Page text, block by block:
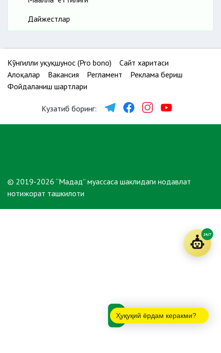
Дайжестлар
Кўнгилли ҳуқуқшунос (Pro bono)
Сайт харитаси
Алоқалар
Вакансия Регламент
Реклама бериш
Фойдаланиш шартлари
Кузатиб боринг:
© 2019-2026 “Мадад” муассаса шаклидаги нодавлат
нотижорат ташкилоти
Ҳуқуқий ёрдам керакми?
24/7